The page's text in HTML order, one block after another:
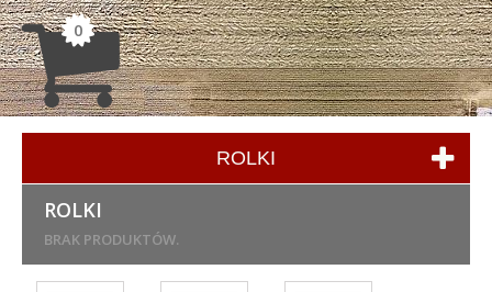
0
ROLKI
ROLKI
BRAK PRODUKTÓW.